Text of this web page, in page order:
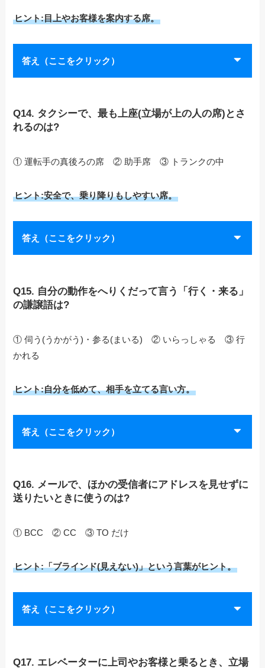
ヒント:目上やお客様を案内する席。
答え（ここをクリック）
Q14. タクシーで、最も上座(立場が上の人の席)とさ
れるのは?
① 運転手の真後ろの席 ② 助手席 ③ トランクの中
ヒント:安全で、乗り降りもしやすい席。
答え（ここをクリック）
Q15. 自分の動作をへりくだって言う「行く・来る」
の謙譲語は?
① 伺う(うかがう)・参る(まいる) ② いらっしゃる ③ 行
かれる
ヒント:自分を低めて、相手を立てる言い方。
答え（ここをクリック）
Q16. メールで、ほかの受信者にアドレスを見せずに
送りたいときに使うのは?
① BCC ② CC ③ TO だけ
ヒント:「ブラインド(見えない)」という言葉がヒント。
答え（ここをクリック）
Q17. エレベーターに上司やお客様と乗るとき、立場